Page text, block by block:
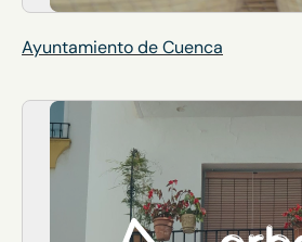
Ayuntamiento de Cuenca